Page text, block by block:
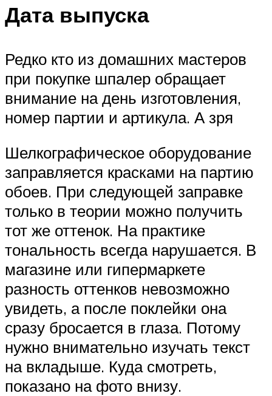
Дата выпуска
Редко кто из домашних мастеров
при покупке шпалер обращает
внимание на день изготовления,
номер партии и артикула. А зря
Шелкографическое оборудование
заправляется красками на партию
обоев. При следующей заправке
только в теории можно получить
тот же оттенок. На практике
тональность всегда нарушается. В
магазине или гипермаркете
разность оттенков невозможно
увидеть, а после поклейки она
сразу бросается в глаза. Потому
нужно внимательно изучать текст
на вкладыше. Куда смотреть,
показано на фото внизу.